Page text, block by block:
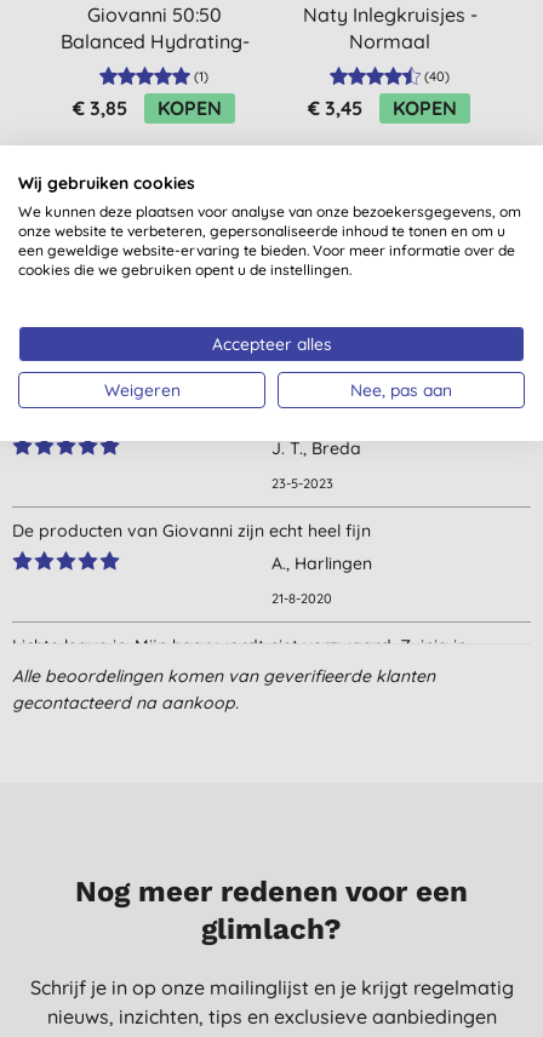
Giovanni 50:50
Balanced Hydrating-
Clarifying Shampoo -
Travel Size
(1)
€ 3,85 KOPEN
Naty Inlegkruisjes -
Normaal
(40)
€ 3,45 KOPEN
van 5 (3 beoordelingen
Goed produkt voor mijn krullend haar.
J. T., Breda
23-5-2023
De producten van Giovanni zijn echt heel fijn
A., Harlingen
21-8-2020
Lichte leave in. Mijn haar wordt niet verzwaard. Zuinig in
gebruik
Alle beoordelingen komen van geverifieerde klanten
gecontacteerd na aankoop.
Nog meer redenen voor een
glimlach?
Schrijf je in op onze mailinglijst en je krijgt regelmatig
nieuws, inzichten, tips en exclusieve aanbiedingen
Wij gebruiken cookies
We kunnen deze plaatsen voor analyse van onze bezoekersgegevens, om
onze website te verbeteren, gepersonaliseerde inhoud te tonen en om u
een geweldige website-ervaring te bieden. Voor meer informatie over de
cookies die we gebruiken opent u de instellingen.
Accepteer alles
Weigeren Nee, pas aan